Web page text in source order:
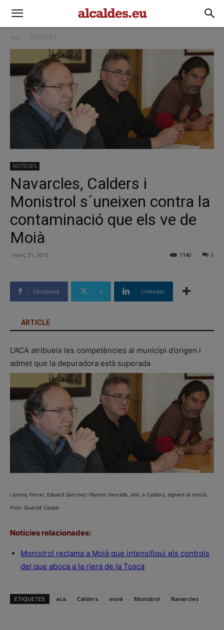
Inici NOTÍCIES
NOTÍCIES
Navarcles, Calders i
Monistrol s´uneixen contra la
contaminació que els ve de
Moià
març 31, 2016 0
1140
Facebook X Linkedin
ARTICLE
L’ACA atribueix les competències al municipi d’origen i
admet que la depuradora està superada
Llorenç Ferrer, Eduard Sánchez i Ramon Vancells, ahir, a Calders, signant la moció.
Foto: Queralt Casals
Notícies relacionades:
Monistrol reclama a Moià que intensifiqui els controls
del que aboca a la riera de la Tosca
ETIQUETES aca Calders moià Monistrol Navarcles